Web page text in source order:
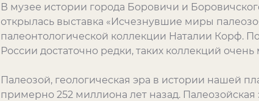
В музее истории города Боровичи и
открылась выставка «Исчезнувшие миры
палеонтологической коллекции Наталии Корф.
России достаточно редки, таких коллекций очень
Палеозой, геологическая эра в истории нашей
примерно 252 миллиона лет назад.